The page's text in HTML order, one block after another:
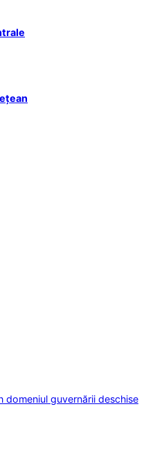
domeniul guvernării deschise